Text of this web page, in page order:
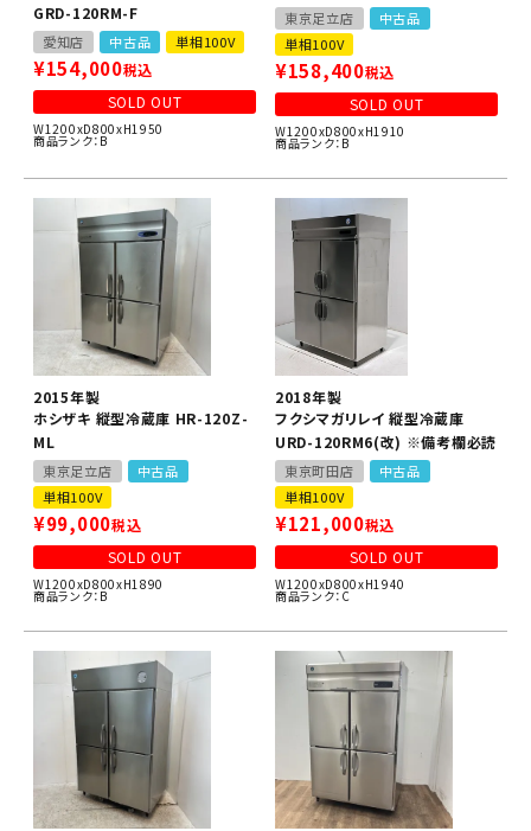
GRD-120RM-F
愛知店 中古品 単相100V
¥154,000税込
SOLD OUT
W1200xD800xH1950
商品ランク：B
東京足立店
中古品
単相100V
¥158,400税込
SOLD OUT
W1200xD800xH1910
商品ランク：B
2015年製
ホシザキ 縦型冷蔵庫 HR-120Z-
ML
東京足立店
中古品
単相100V
¥99,000税込
SOLD OUT
W1200xD800xH1890
商品ランク：B
2018年製
フクシマガリレイ 縦型冷蔵庫
URD-120RM6(改) ※備考欄必読
東京町田店
中古品
単相100V
¥121,000税込
SOLD OUT
W1200xD800xH1940
商品ランク：C